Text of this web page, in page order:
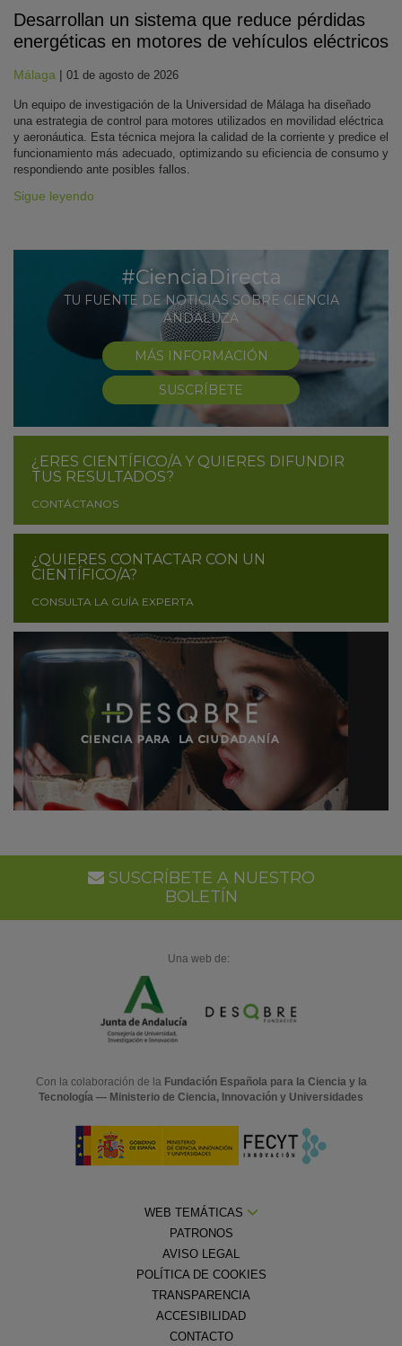
Desarrollan un sistema que reduce pérdidas
energéticas en motores de vehículos eléctricos
Málaga | 01 de agosto de 2026
Un equipo de investigación de la Universidad de Málaga ha diseñado
una estrategia de control para motores utilizados en movilidad eléctrica
y aeronáutica. Esta técnica mejora la calidad de la corriente y predice el
funcionamiento más adecuado, optimizando su eficiencia de consumo y
respondiendo ante posibles fallos.
Sigue leyendo
#CienciaDirecta
TU FUENTE DE NOTICIAS SOBRE CIENCIA
ANDALUZA
MÁS INFORMACIÓN
SUSCRÍBETE
¿ERES CIENTÍFICO/A Y QUIERES DIFUNDIR
TUS RESULTADOS?
CONTÁCTANOS
¿QUIERES CONTACTAR CON UN
CIENTÍFICO/A?
CONSULTA LA GUÍA EXPERTA
SUSCRÍBETE A NUESTRO
BOLETÍN
Una web de:
Con la colaboración de la Fundación Española para la Ciencia y la
Tecnología — Ministerio de Ciencia, Innovación y Universidades
WEB TEMÁTICAS
PATRONOS
AVISO LEGAL
POLÍTICA DE COOKIES
TRANSPARENCIA
ACCESIBILIDAD
CONTACTO